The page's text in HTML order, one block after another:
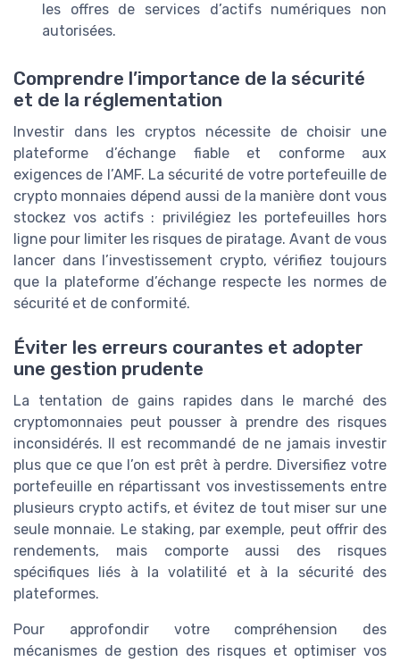
les offres de services d’actifs numériques non
autorisées.
Comprendre l’importance de la sécurité
et de la réglementation
Investir dans les cryptos nécessite de choisir une
plateforme d’échange fiable et conforme aux
exigences de l’AMF. La sécurité de votre portefeuille de
crypto monnaies dépend aussi de la manière dont vous
stockez vos actifs : privilégiez les portefeuilles hors
ligne pour limiter les risques de piratage. Avant de vous
lancer dans l’investissement crypto, vérifiez toujours
que la plateforme d’échange respecte les normes de
sécurité et de conformité.
Éviter les erreurs courantes et adopter
une gestion prudente
La tentation de gains rapides dans le marché des
cryptomonnaies peut pousser à prendre des risques
inconsidérés. Il est recommandé de ne jamais investir
plus que ce que l’on est prêt à perdre. Diversifiez votre
portefeuille en répartissant vos investissements entre
plusieurs crypto actifs, et évitez de tout miser sur une
seule monnaie. Le staking, par exemple, peut offrir des
rendements, mais comporte aussi des risques
spécifiques liés à la volatilité et à la sécurité des
plateformes.
Pour approfondir votre compréhension des
mécanismes de gestion des risques et optimiser vos